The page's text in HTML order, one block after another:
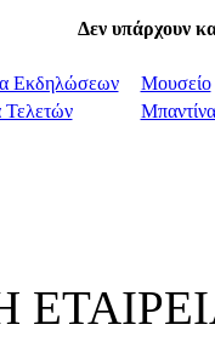
Δεν υπάρχουν
Εκδηλώσεων
Μουσείο
Μπαντίνα